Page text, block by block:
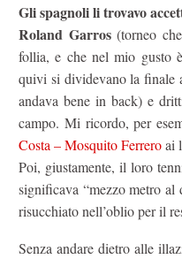
Gli spagnoli li trovavo
Roland Garros(torneo
follia, e che nel mio gusto
quivi si dividevano la finale
andava bene in back) e
campo. Mi ricordo, per
Costa – Mosquito Ferreroai
Poi, giustamente, il loro
significava “mezzo metro
risucchiato nell’oblio per il
Senza andare dietro alle